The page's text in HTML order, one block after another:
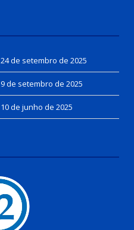
24 de setembro de 2025
9 de setembro de 2025
10 de junho de 2025